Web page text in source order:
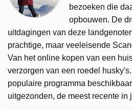
bezoeken die
opbouwen. De
uitdagingen van deze
prachtige, maar veeleisende
Van het online kopen van een
verzorgen van een roedel
populaire programma
uitgezonden, de meest recente in